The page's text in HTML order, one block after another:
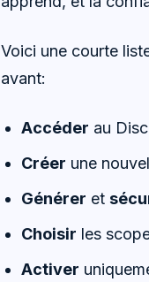
Voici une courte
avant:
Accéder au
Créer une
Générer et
Choisir les
Activer